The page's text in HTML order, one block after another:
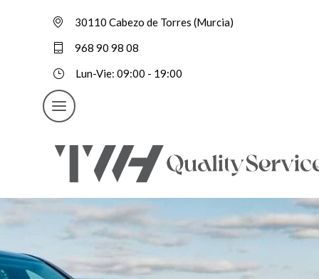
30110 Cabezo de Torres (Murcia)
968 90 98 08
Lun-Vie: 09:00 - 19:00